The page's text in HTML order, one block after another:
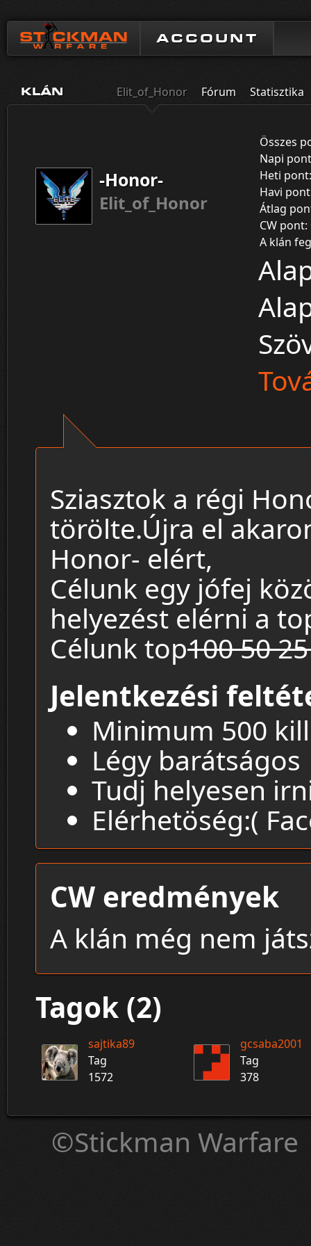
ACCOUNT
KLÁN Elit_of_Honor Fórum Statisztika
-Honor-
Elit_of_Honor
Összes
Napi
Heti
Havi
Átlag
CW pont:
A klán
Sziasztok a régi
törölte.Újra el
Honor- elért,
Célunk egy jófej
helyezést elérni a
Célunk top100 50
Jelentkezési
Minimum 500
Légy barátságos
Tudj helyesen
Elérhetöség:(
CW eredmények
A klán még nem
Tagok (2)
sajtika89
Tag
1572
gcsaba2001
Tag
378
©Stickman Warfare